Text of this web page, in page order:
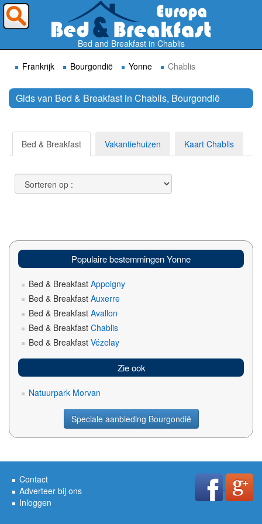
Bed and Breakfast in Chablis
Frankrijk
Bourgondië Yonne Chablis
Gids van Bed & Breakfast in Chablis, Bourgondië
Bed & Breakfast Vakantiehuizen Kaart Chablis
Populaire bestemmingen Yonne
Bed & Breakfast Appoigny
Bed & Breakfast Auxerre
Bed & Breakfast Avallon
Bed & Breakfast Chablis
Bed & Breakfast Vézelay
Zie ook
Natuurpark Morvan
Speciale aanbieding Bourgondië
Contact
Adverteer bij ons
Inloggen
Waar wilt U heen ?
Zoek